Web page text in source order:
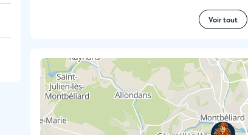
Voir tout